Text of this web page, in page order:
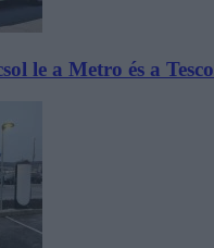
le a Metro és a Tesco